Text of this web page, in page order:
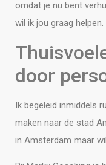
omdat je nu bent
wil ik jou graag helpen.
door
Ik begeleid inmiddels
maken naar de stad
in Amsterdam maar